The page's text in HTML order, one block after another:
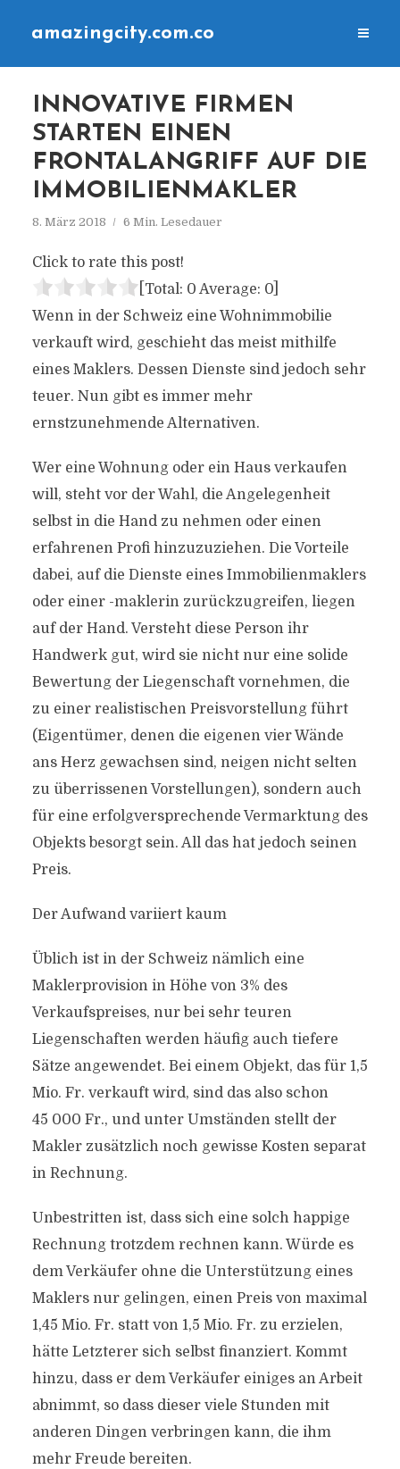
amazingcity.com.co
INNOVATIVE FIRMEN
STARTEN EINEN
FRONTALANGRIFF AUF DIE
IMMOBILIENMAKLER
8. März 2018 6 Min. Lesedauer
Click to rate this post!
[Total: 0 Average: 0]
Wenn in der Schweiz eine Wohnimmobilie
verkauft wird, geschieht das meist mithilfe
eines Maklers. Dessen Dienste sind jedoch sehr
teuer. Nun gibt es immer mehr
ernstzunehmende Alternativen.
Wer eine Wohnung oder ein Haus verkaufen
will, steht vor der Wahl, die Angelegenheit
selbst in die Hand zu nehmen oder einen
erfahrenen Profi hinzuzuziehen. Die Vorteile
dabei, auf die Dienste eines Immobilienmaklers
oder einer -maklerin zurückzugreifen, liegen
auf der Hand. Versteht diese Person ihr
Handwerk gut, wird sie nicht nur eine solide
Bewertung der Liegenschaft vornehmen, die
zu einer realistischen Preisvorstellung führt
(Eigentümer, denen die eigenen vier Wände
ans Herz gewachsen sind, neigen nicht selten
zu überrissenen Vorstellungen), sondern auch
für eine erfolgversprechende Vermarktung des
Objekts besorgt sein. All das hat jedoch seinen
Preis.
Der Aufwand variiert kaum
Üblich ist in der Schweiz nämlich eine
Maklerprovision in Höhe von 3% des
Verkaufspreises, nur bei sehr teuren
Liegenschaften werden häufig auch tiefere
Sätze angewendet. Bei einem Objekt, das für 1,5
Mio. Fr. verkauft wird, sind das also schon
45 000 Fr., und unter Umständen stellt der
Makler zusätzlich noch gewisse Kosten separat
in Rechnung.
Unbestritten ist, dass sich eine solch happige
Rechnung trotzdem rechnen kann. Würde es
dem Verkäufer ohne die Unterstützung eines
Maklers nur gelingen, einen Preis von maximal
1,45 Mio. Fr. statt von 1,5 Mio. Fr. zu erzielen,
hätte Letzterer sich selbst finanziert. Kommt
hinzu, dass er dem Verkäufer einiges an Arbeit
abnimmt, so dass dieser viele Stunden mit
anderen Dingen verbringen kann, die ihm
mehr Freude bereiten.